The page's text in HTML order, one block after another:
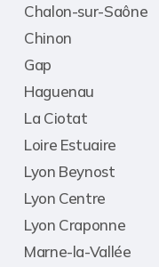
Chalon-sur-Saône
Chinon
Gap
Haguenau
La Ciotat
Loire Estuaire
Lyon Beynost
Lyon Centre
Lyon Craponne
Marne-la-Vallée